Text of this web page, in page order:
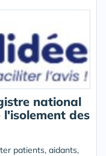
national
des
patients, aidants,